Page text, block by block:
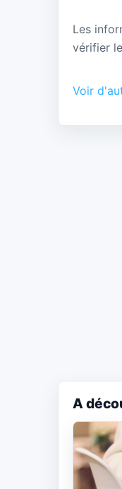
Les
vérifier
Voir
A